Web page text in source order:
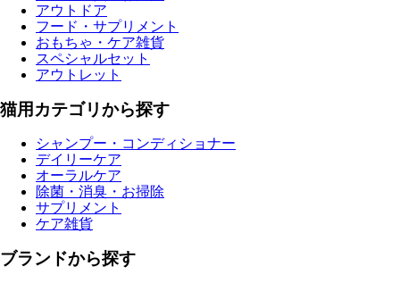
アウトドア
フード・サプリメント
おもちゃ・ケア雑貨
スペシャルセット
アウトレット
猫用カテゴリから探す
シャンプー・コンディショナー
デイリーケア
オーラルケア
除菌・消臭・お掃除
サプリメント
ケア雑貨
ブランドから探す